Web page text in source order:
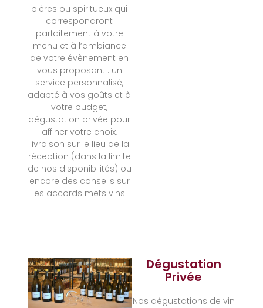
bières ou spiritueux qui
correspondront
parfaitement à votre
menu et à l’ambiance
de votre évènement en
vous proposant : un
service personnalisé,
adapté à vos goûts et à
votre budget,
dégustation privée pour
affiner votre choix,
livraison sur le lieu de la
réception (dans la limite
de nos disponibilités) ou
encore des conseils sur
les accords mets vins.
Dégustation
Privée
Nos dégustations de vin